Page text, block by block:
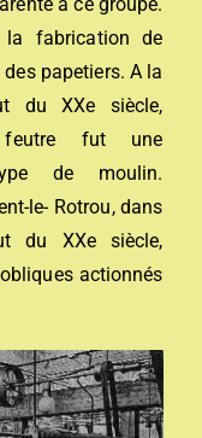
à ce groupe.
fabrication de
papetiers. A la
du XXe siècle,
feutre fut une
de moulin.
le- Rotrou, dans
du XXe siècle,
actionnés